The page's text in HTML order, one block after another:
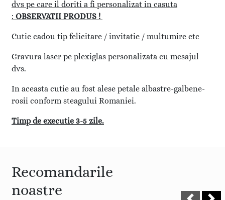
dvs pe care il doriti a fi personalizat in casuta
: OBSERVATII PRODUS !
Cutie cadou tip felicitare / invitatie / multumire etc
Gravura laser pe plexiglas personalizata cu mesajul
dvs.
In aceasta cutie au fost alese petale albastre-galbene-
rosii conform steagului Romaniei.
Timp de executie 3-5 zile.
Recomandarile
noastre